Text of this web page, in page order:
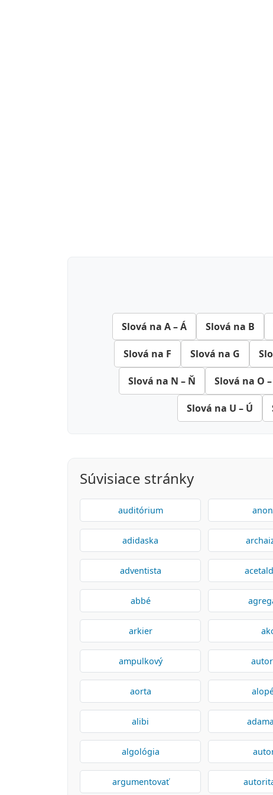
Slová na A – Á Slová na B
Slová na F Slová na G
Slová na N – Ň Slová na O –
Slová na U – Ú
Súvisiace stránky
auditórium
adidaska
adventista
abbé
arkier
ampulkový
aorta
alibi
algológia
argumentovať